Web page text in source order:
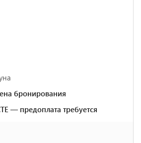
бронирования
— предоплата требуется